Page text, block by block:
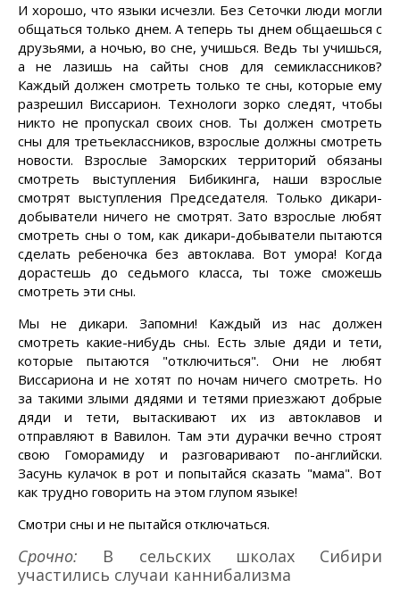
И хорошо, что языки исчезли. Без Сеточки люди могли
общаться только днем. А теперь ты днем общаешься с
друзьями, а ночью, во сне, учишься. Ведь ты учишься,
а не лазишь на сайты снов для семиклассников?
Каждый должен смотреть только те сны, которые ему
разрешил Виссарион. Технологи зорко следят, чтобы
никто не пропускал своих снов. Ты должен смотреть
сны для третьеклассников, взрослые должны смотреть
новости. Взрослые Заморских территорий обязаны
смотреть выступления Бибикинга, наши взрослые
смотрят выступления Председателя. Только дикари-
добыватели ничего не смотрят. Зато взрослые любят
смотреть сны о том, как дикари-добыватели пытаются
сделать ребеночка без автоклава. Вот умора! Когда
дорастешь до седьмого класса, ты тоже сможешь
смотреть эти сны.
Мы не дикари. Запомни! Каждый из нас должен
смотреть какие-нибудь сны. Есть злые дяди и тети,
которые пытаются "отключиться". Они не любят
Виссариона и не хотят по ночам ничего смотреть. Но
за такими злыми дядями и тетями приезжают добрые
дяди и тети, вытаскивают их из автоклавов и
отправляют в Вавилон. Там эти дурачки вечно строят
свою Гоморамиду и разговаривают по-английски.
Засунь кулачок в рот и попытайся сказать "мама". Вот
как трудно говорить на этом глупом языке!
Смотри сны и не пытайся отключаться.
Срочно: В сельских школах Сибири
участились случаи каннибализма